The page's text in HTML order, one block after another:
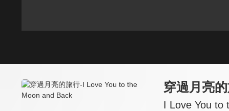
穿過月亮
I Love You to